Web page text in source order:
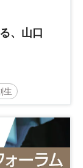
、山口
生